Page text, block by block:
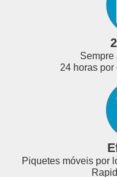
Sempre
24 horas
Piquetes móveis por